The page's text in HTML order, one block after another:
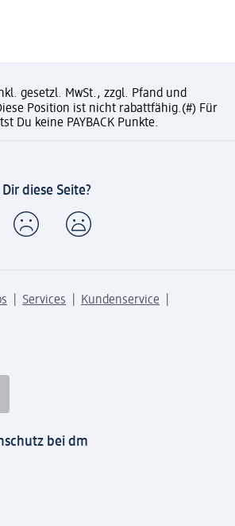
gesetzl. MwSt., zzgl. Pfand und
Position ist nicht rabattfähig.(#) Für
Du keine PAYBACK Punkte.
diese Seite?
Services
Kundenservice
bei dm